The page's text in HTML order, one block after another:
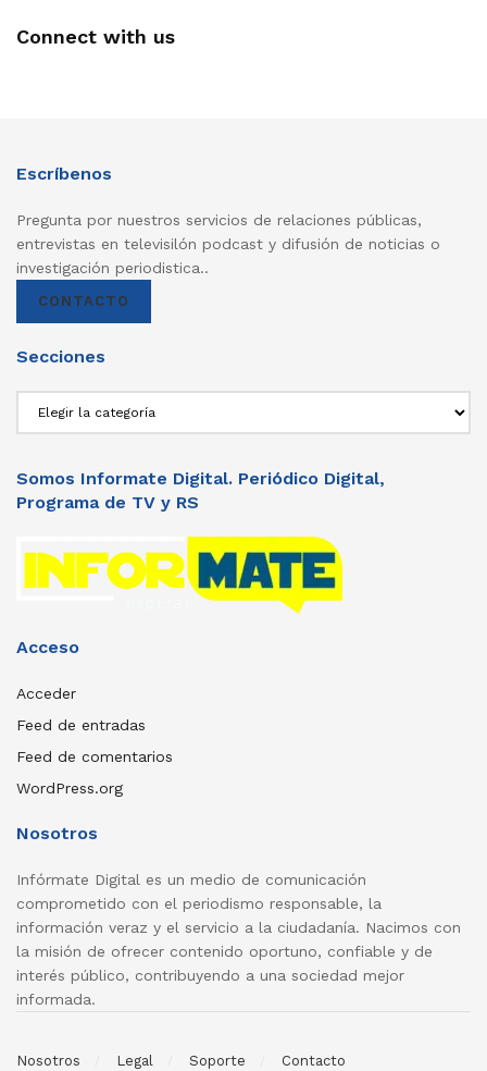
Connect with us
Escríbenos
Pregunta por nuestros servicios de relaciones públicas,
entrevistas en televisilón podcast y difusión de noticias o
investigación periodistica..
CONTACTO
Secciones
Somos Informate Digital. Periódico Digital,
Programa de TV y RS
Acceso
Acceder
Feed de entradas
Feed de comentarios
WordPress.org
Nosotros
Infórmate Digital es un medio de comunicación
comprometido con el periodismo responsable, la
información veraz y el servicio a la ciudadanía. Nacimos con
la misión de ofrecer contenido oportuno, confiable y de
interés público, contribuyendo a una sociedad mejor
informada.
Nosotros Legal Soporte Contacto